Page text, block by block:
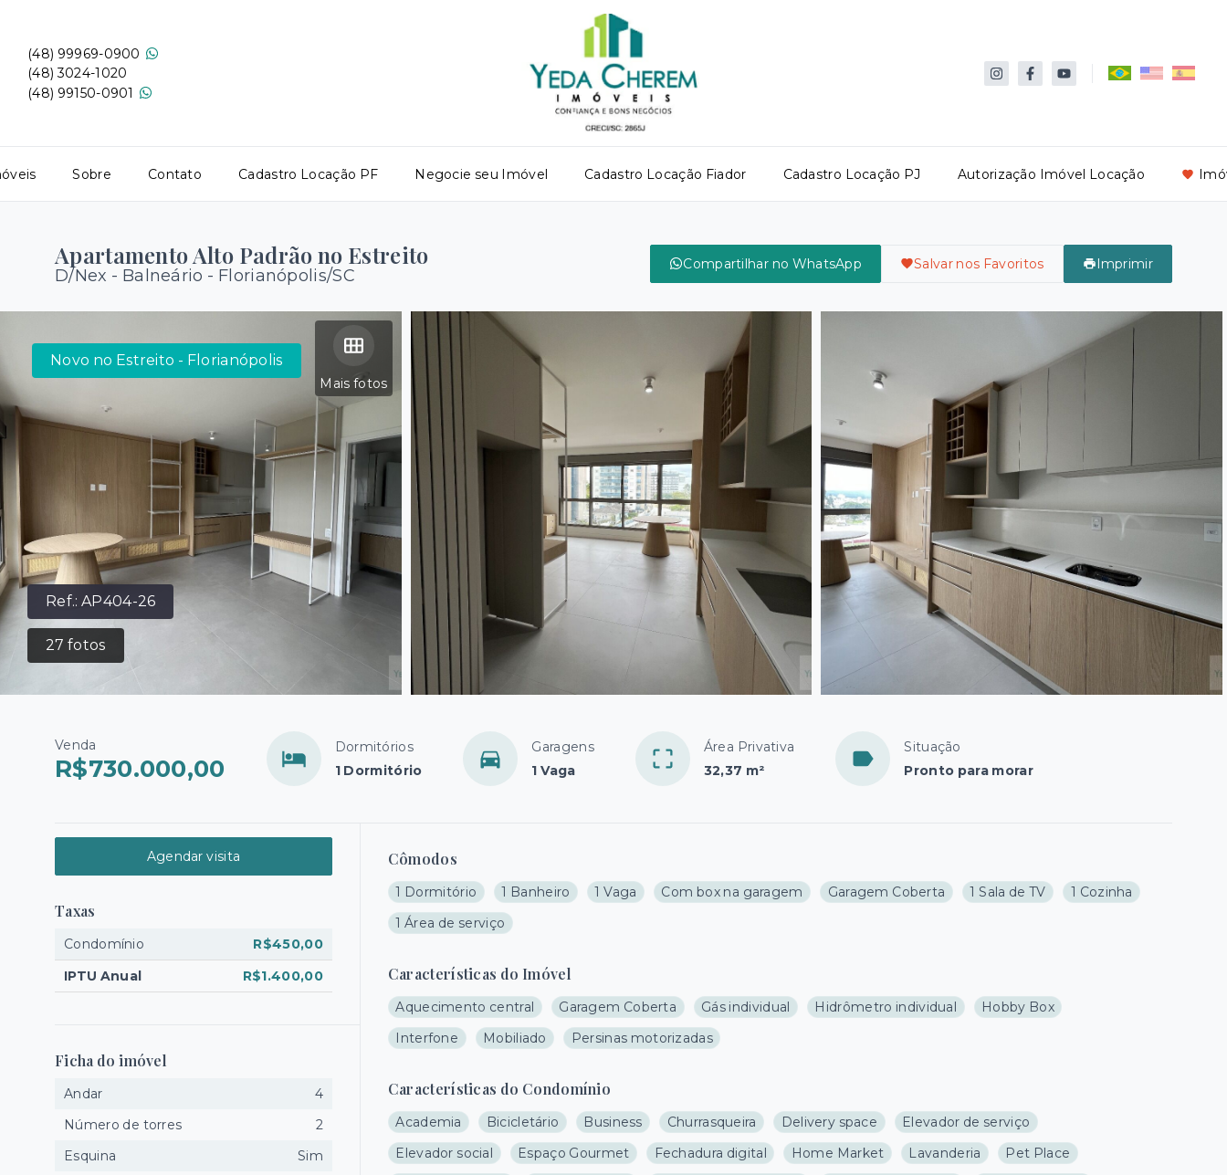
(48) 99969-0900
(48) 3024-1020
(48) 99150-0901
Sobre Contato Cadastro Locação PF Negocie seu Imóvel Cadastro Locação Fiador Cadastro Locação PJ Autorização Imóvel Locação
Apartamento Alto Padrão no Estreito
D/Nex - Balneário - Florianópolis/SC
Compartilhar no WhatsApp Salvar nos Favoritos Imprimir
Ref.:AP404-26
27 fotos
Mais fotos
Novo no Estreito - Florianópolis
Venda
R$730.000,00
Dormitórios
1 Dormitório
Garagens
1 Vaga
Área Privativa
32,37 m²
Situação
Pronto para morar
Cômodos
1 Dormitório 1 Banheiro 1 Vaga Com box na garagem Garagem Coberta 1 Sala de TV
1 Cozinha
1 Área de serviço
Características do Imóvel
Aquecimento central Garagem Coberta Gás individual Hidrômetro individual
Hobby Box
Interfone
Mobiliado Persinas motorizadas
Características do Condomínio
Academia Bicicletário Business Churrasqueira Delivery space
Elevador de serviço
Elevador social
Espaço Gourmet Fechadura digital Home Market Lavanderia
Pet Place
Agendar visita
Taxas
Condomínio
R$450,00
IPTU Anual
R$1.400,00
Ficha do imóvel
Andar
4
Número de torres
2
Esquina
Sim